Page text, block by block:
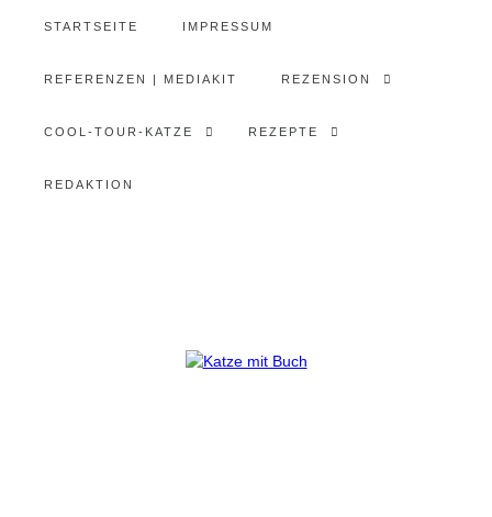
STARTSEITE IMPRESSUM
REFERENZEN | MEDIAKIT REZENSION
COOL-TOUR-KATZE REZEPTE
REDAKTION